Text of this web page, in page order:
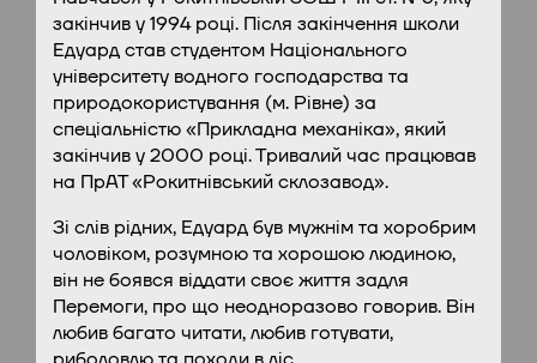
закінчив у 1994 році. Після закінчення школи
Едуард став студентом Національного
університету водного господарства та
природокористування (м. Рівне) за
спеціальністю «Прикладна механіка», який
закінчив у 2000 році. Тривалий час працював
на ПрАТ «Рокитнівський склозавод».
Зі слів рідних, Едуард був мужнім та хоробрим
чоловіком, розумною та хорошою людиною,
він не боявся віддати своє життя задля
Перемоги, про що неодноразово говорив. Він
любив багато читати, любив готувати,